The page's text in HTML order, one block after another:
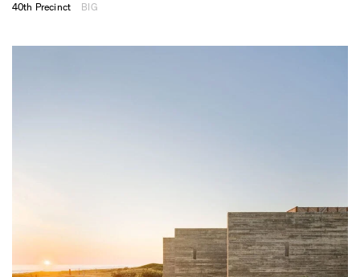
40th Precinct BIG